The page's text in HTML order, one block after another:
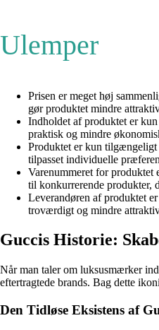
Ulemper
Prisen er meget høj
gør produktet mindre
Indholdet af produktet er
praktisk og mindre
Produktet er kun tilgængeligt
tilpasset individuelle
Varenummeret for
til konkurrerende produkter,
Leverandøren af produktet
troværdigt og mindre
Guccis Historie:
Når man taler om luksusmærker
eftertragtede brands. Bag dette
Den Tidløse Eksistens af